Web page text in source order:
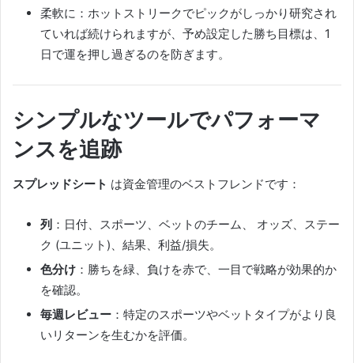
柔軟に：ホットストリークでピックがしっかり研究され
ていれば続けられますが、予め設定した勝ち目標は、1
日で運を押し過ぎるのを防ぎます。
シンプルなツールでパフォーマ
ンスを追跡
スプレッドシート は資金管理のベストフレンドです：
列 ：日付、スポーツ、ベットのチーム、 オッズ、ステー
ク (ユニット)、結果、利益/損失。
色分け ：勝ちを緑、負けを赤で、一目で戦略が効果的か
を確認。
毎週レビュー ：特定のスポーツやベットタイプがより良
いリターンを生むかを評価。